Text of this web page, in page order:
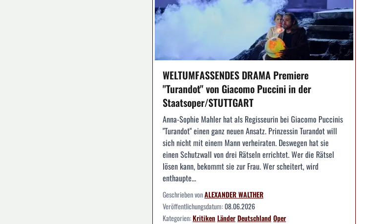
WELTUMFASSENDES DRAMA Premiere
"Turandot" von Giacomo Puccini in der
Staatsoper/STUTTGART
Anna-Sophie Mahler hat als Regisseurin bei Giacomo Puccinis
"Turandot" einen ganz neuen Ansatz. Prinzessin Turandot will
sich nicht mit einem Mann verheiraten. Deswegen hat sie
einen Schutzwall von drei Rätseln errichtet. Wer die Rätsel
lösen kann, bekommt sie zur Frau. Wer scheitert, wird
enthaupte...
Geschrieben vonALEXANDER WALTHER
Veröffentlichungsdatum:08.06.2026
Kategorien:KritikenLänderDeutschlandOper